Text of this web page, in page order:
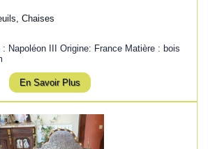
Chaises
Napoléon III Origine: France Matière : bois
En Savoir Plus